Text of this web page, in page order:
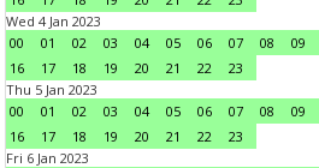
Wed 4 Jan 2023
00
01 02 03 04 05 06 07 08 09
16
17 18 19 20 21 22
23
Thu 5 Jan 2023
00
01 02 03 04 05 06 07 08 09
16
17 18 19 20 21 22
23
Fri 6 Jan 2023